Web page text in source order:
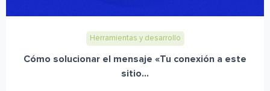
Herramientas y desarrollo
Cómo solucionar el mensaje «Tu conexión a este
sitio...